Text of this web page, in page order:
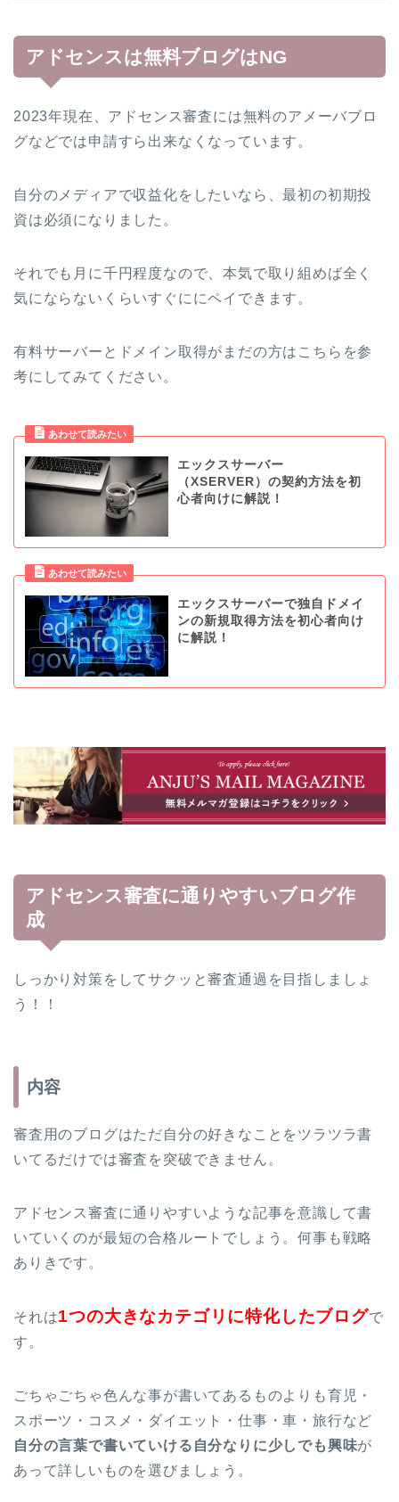
アドセンスは無料ブログはNG
2023年現在、アドセンス審査には無料のアメーバブロ
グなどでは申請すら出来なくなっています。
自分のメディアで収益化をしたいなら、最初の初期投
資は必須になりました。
それでも月に千円程度なので、本気で取り組めば全く
気にならないくらいすぐににペイできます。
有料サーバーとドメイン取得がまだの方はこちらを参
考にしてみてください。
エックスサーバー
（XSERVER）の契約方法を初
心者向けに解説！
エックスサーバーで独自ドメイ
ンの新規取得方法を初心者向け
に解説！
アドセンス審査に通りやすいブログ作
成
しっかり対策をしてサクッと審査通過を目指しましょ
う！！
内容
審査用のブログはただ自分の好きなことをツラツラ書
いてるだけでは審査を突破できません。
アドセンス審査に通りやすいような記事を意識して書
いていくのが最短の合格ルートでしょう。何事も戦略
ありきです。
それは1つの大きなカテゴリに特化したブログで
す。
ごちゃごちゃ色んな事が書いてあるものよりも育児・
スポーツ・コスメ・ダイエット・仕事・車・旅行など
自分の言葉で書いていける自分なりに少しでも興味が
あって詳しいものを選びましょう。